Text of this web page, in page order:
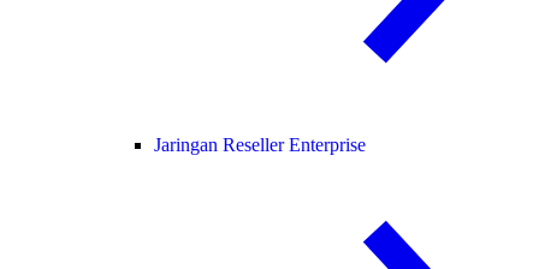
Jaringan Reseller Enterprise